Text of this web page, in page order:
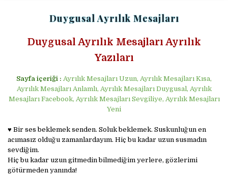
Duygusal Ayrılık Mesajları
Duygusal Ayrılık Mesajları Ayrılık
Yazıları
Sayfa içeriği : Ayrılık Mesajları Uzun, Ayrılık Mesajları Kısa,
Ayrılık Mesajları Anlamlı, Ayrılık Mesajları Duygusal, Ayrılık
Mesajları Facebook, Ayrılık Mesajları Sevgiliye, Ayrılık Mesajları
Yeni
♥ Bir ses beklemek senden. Soluk beklemek. Suskunluğun en
acımasız olduğu zamanlardayım. Hiç bu kadar uzun susmadın
sevdiğim.
Hiç bu kadar uzun gitmedin bilmediğim yerlere, gözlerimi
götürmeden yanında!